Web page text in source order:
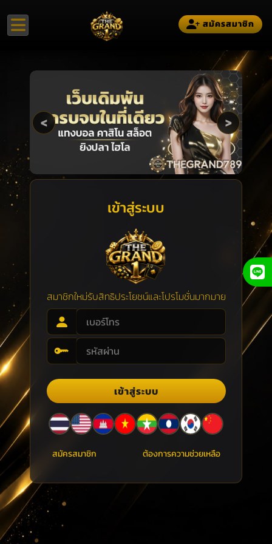
สมัครสมาชิก
< >
เข้าสู่ระบบ
สมาชิกใหม่รับสิทธิประโยชน์และโปรโมชั่นมากมาย
เข้าสู่ระบบ
สมัครสมาชิก ต้องการความช่วยเหลือ